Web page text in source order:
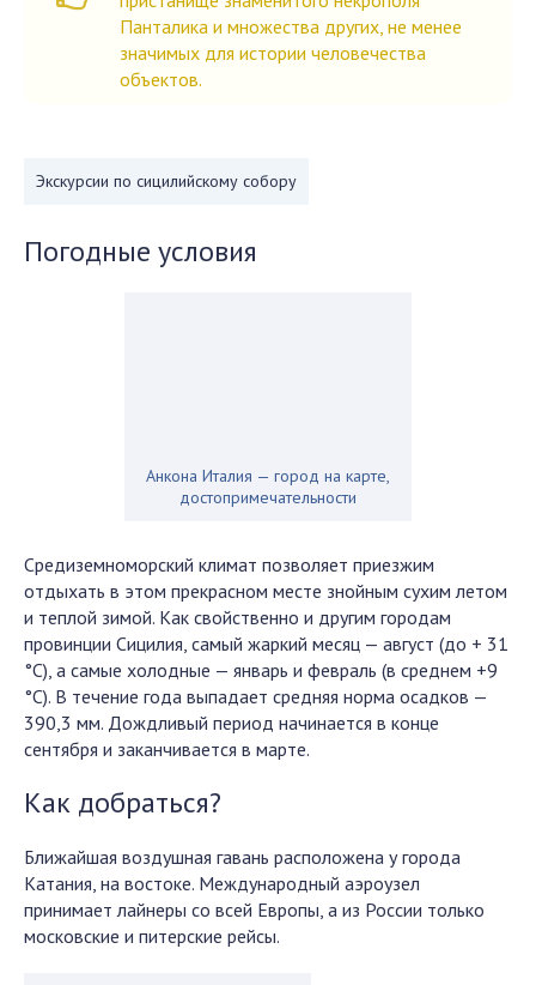
Панталика и множества других, не менее
значимых для истории человечества
объектов.
Экскурсии по сицилийскому собору
Погодные условия
Анкона Италия — город на карте,
достопримечательности
Средиземноморский климат позволяет приезжим
отдыхать в этом прекрасном месте знойным сухим летом
и теплой зимой. Как свойственно и другим городам
провинции Сицилия, самый жаркий месяц — август (до + 31
°С), а самые холодные — январь и февраль (в среднем +9
°С). В течение года выпадает средняя норма осадков —
390,3 мм. Дождливый период начинается в конце
сентября и заканчивается в марте.
Как добраться?
Ближайшая воздушная гавань расположена у города
Катания, на востоке. Международный аэроузел
принимает лайнеры со всей Европы, а из России только
московские и питерские рейсы.